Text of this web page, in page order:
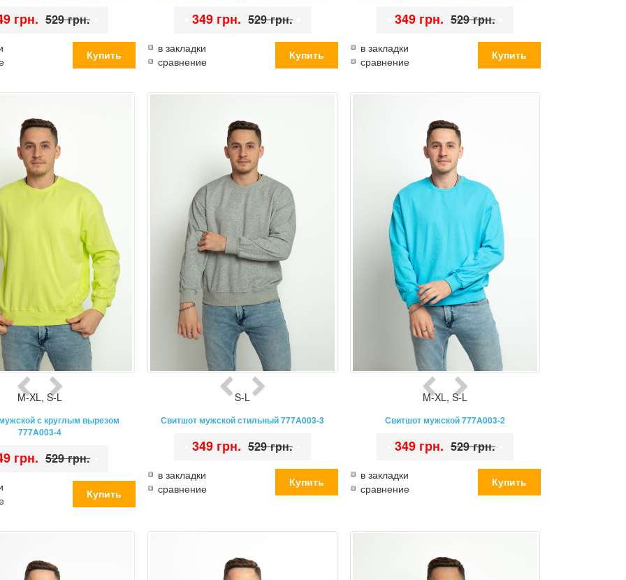
грн. 529 грн. 349 грн. 529 грн.
в закладки
сравнение
349 грн. 529 грн.
в закладки
сравнение
M-XL, S-L
с круглым вырезом
777A003-4
грн. 529 грн.
S-L
Свитшот мужской стильный 777A003-3
349 грн. 529 грн.
в закладки
сравнение
M-XL, S-L
Свитшот мужской 777A003-2
349 грн. 529 грн.
в закладки
сравнение